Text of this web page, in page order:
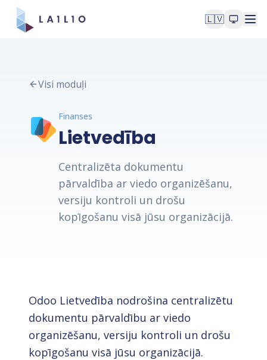
🇱🇻
Visi moduļi
Finanses
Lietvedība
Centralizēta dokumentu
pārvaldība ar viedo organizēšanu,
versiju kontroli un drošu
kopīgošanu visā jūsu organizācijā.
Odoo Lietvedība nodrošina centralizētu
dokumentu pārvaldību ar viedo
organizēšanu, versiju kontroli un drošu
kopīgošanu visā jūsu organizācijā.